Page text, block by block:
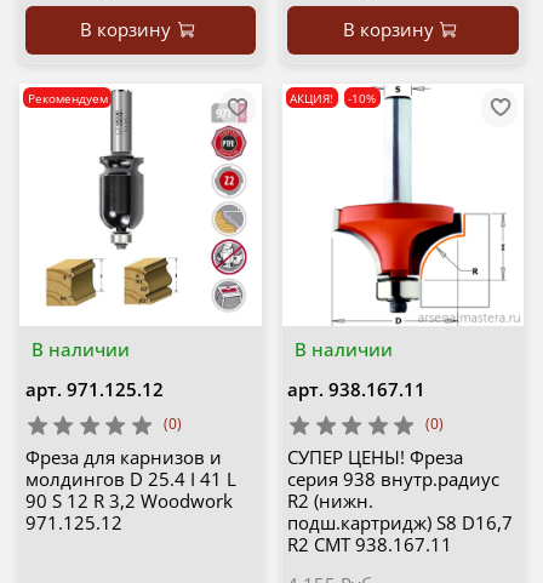
В корзину В корзину
В наличии
Рекомендуем
арт. 971.125.12
(0)
Фреза для карнизов и
молдингов D 25.4 I 41 L
90 S 12 R 3,2 Woodwork
971.125.12
В наличии
АКЦИЯ! -10%
арт. 938.167.11
(0)
СУПЕР ЦЕНЫ! Фреза
серия 938 внутр.радиус
R2 (нижн.
подш.картридж) S8 D16,7
R2 CMT 938.167.11